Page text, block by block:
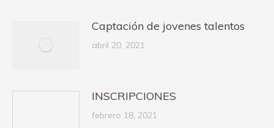
Captación de jovenes talentos
abril 20, 2021
INSCRIPCIONES
febrero 18, 2021